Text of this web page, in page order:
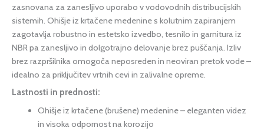
zasnovana za zanesljivo uporabo v vodovodnih distribucijskih
sistemih. Ohišje iz krtačene medenine s kolutnim zapiranjem
zagotavlja robustno in estetsko izvedbo, tesnilo in garnitura iz
NBR pa zanesljivo in dolgotrajno delovanje brez puščanja. Izliv
brez razpršilnika omogoča neposreden in neoviran pretok vode –
idealno za priključitev vrtnih cevi in zalivalne opreme.
Lastnosti in prednosti:
Ohišje iz krtačene (brušene) medenine – eleganten videz
in visoka odpornost na korozijo